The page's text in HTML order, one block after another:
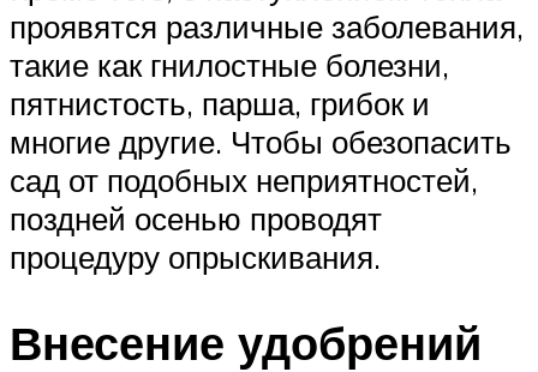
проявятся различные заболевания,
такие как гнилостные болезни,
пятнистость, парша, грибок и
многие другие. Чтобы обезопасить
сад от подобных неприятностей,
поздней осенью проводят
процедуру опрыскивания.
Внесение удобрений